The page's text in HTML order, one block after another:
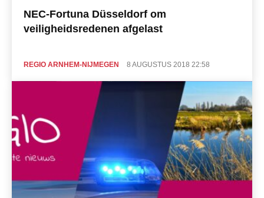
NEC-Fortuna Düsseldorf om
veiligheidsredenen afgelast
REGIO ARNHEM-NIJMEGEN 8 AUGUSTUS 2018 22:58